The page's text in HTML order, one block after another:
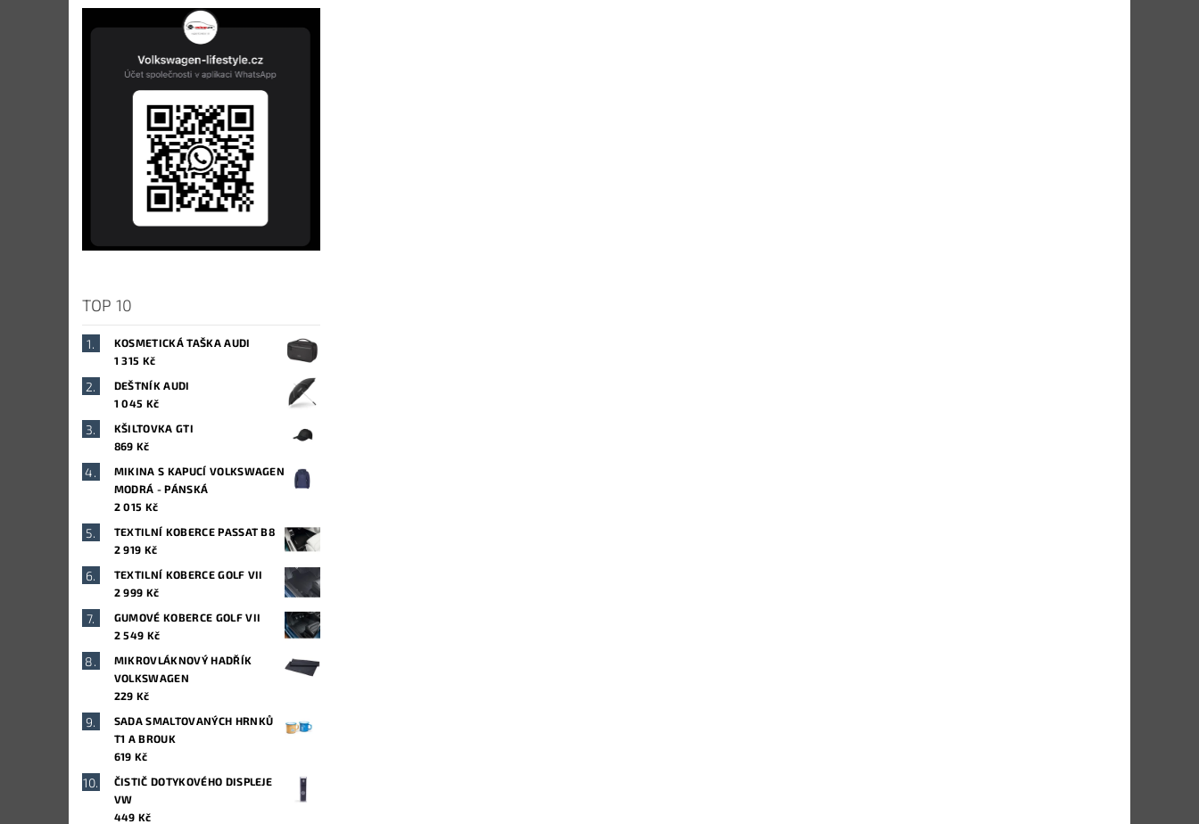
TOP 10
KOSMETICKÁ TAŠKA AUDI
1 315 Kč
DEŠTNÍK AUDI
1 045 Kč
KŠILTOVKA GTI
869 Kč
MIKINA S KAPUCÍ VOLKSWAGEN
MODRÁ - PÁNSKÁ
2 015 Kč
TEXTILNÍ KOBERCE PASSAT B8
2 919 Kč
TEXTILNÍ KOBERCE GOLF VII
2 999 Kč
GUMOVÉ KOBERCE GOLF VII
2 549 Kč
MIKROVLÁKNOVÝ HADŘÍK
VOLKSWAGEN
229 Kč
SADA SMALTOVANÝCH HRNKŮ
T1 A BROUK
619 Kč
ČISTIČ DOTYKOVÉHO DISPLEJE
VW
449 Kč